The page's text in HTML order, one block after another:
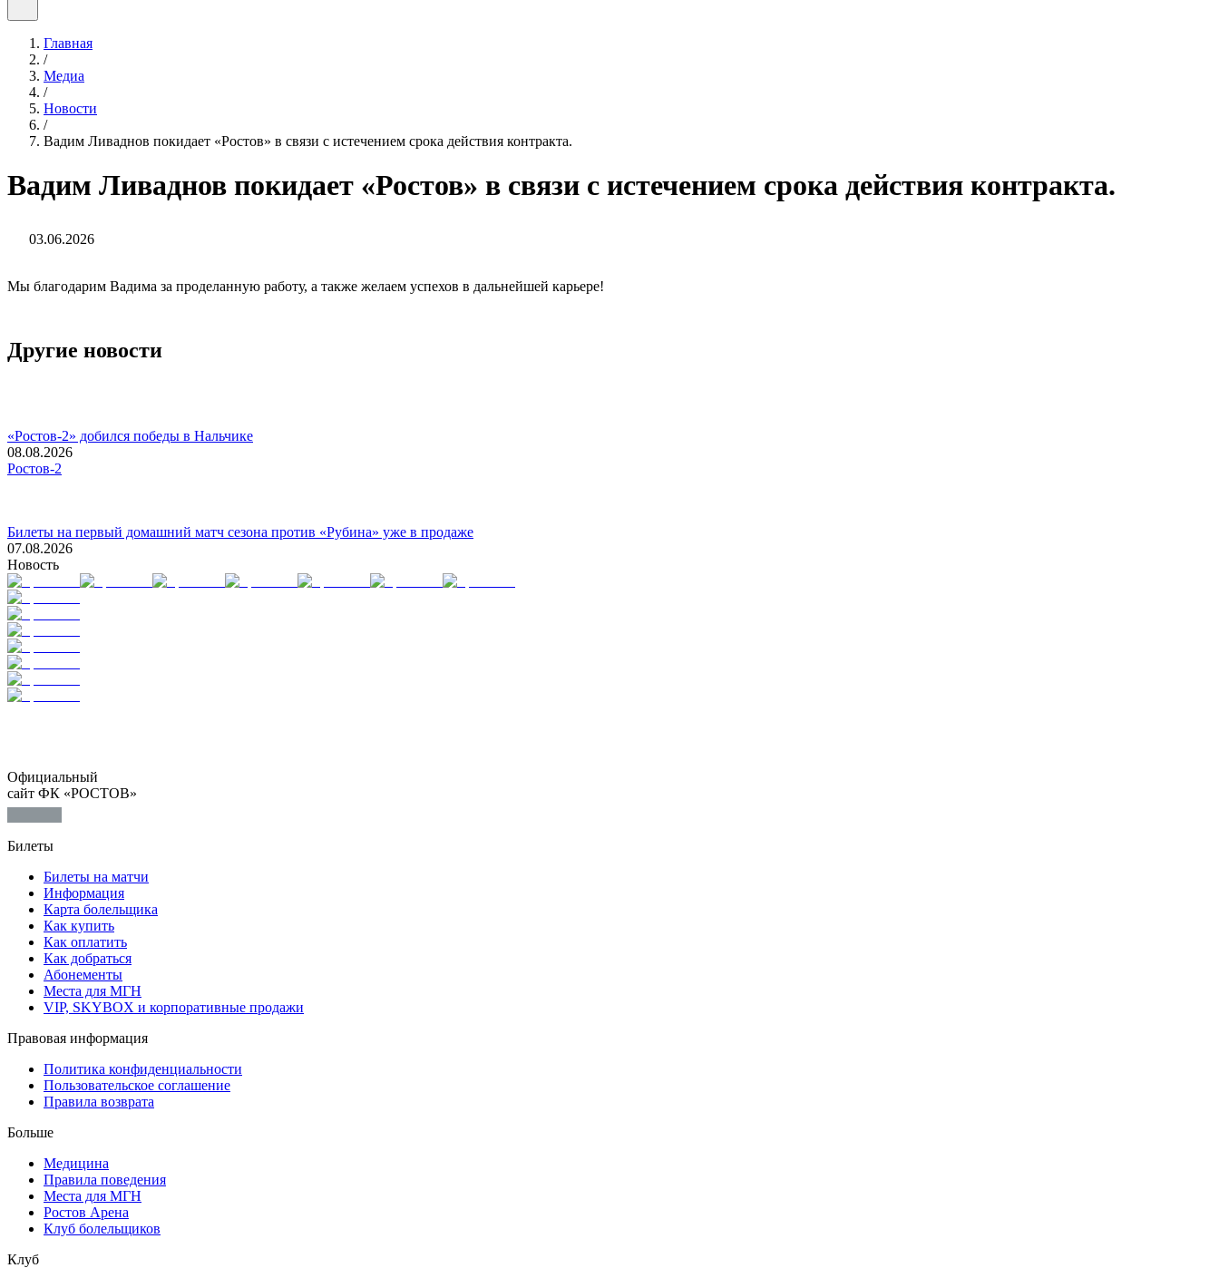
Главная
/
Медиа
/
Новости
/
Вадим Ливаднов покидает «Ростов» в связи с истечением срока действия контракта.
Вадим Ливаднов покидает «Ростов» в связи с истечением срока действия контракта.
03.06.2026
Мы благодарим Вадима за проделанную работу, а также желаем успехов в дальнейшей карьере!
Другие новости
«Ростов-2» добился победы в Нальчике
08.08.2026
Ростов-2
Билеты на первый домашний матч сезона против «Рубина» уже в продаже
07.08.2026
Новость
Официальный
сайт ФК «РОСТОВ»
Билеты
Билеты на матчи
Информация
Карта болельщика
Как купить
Как оплатить
Как добраться
Абонементы
Места для МГН
VIP, SKYBOX и корпоративные продажи
Правовая информация
Политика конфиденциальности
Пользовательское соглашение
Правила возврата
Больше
Медицина
Правила поведения
Места для МГН
Ростов Арена
Клуб болельщиков
Клуб